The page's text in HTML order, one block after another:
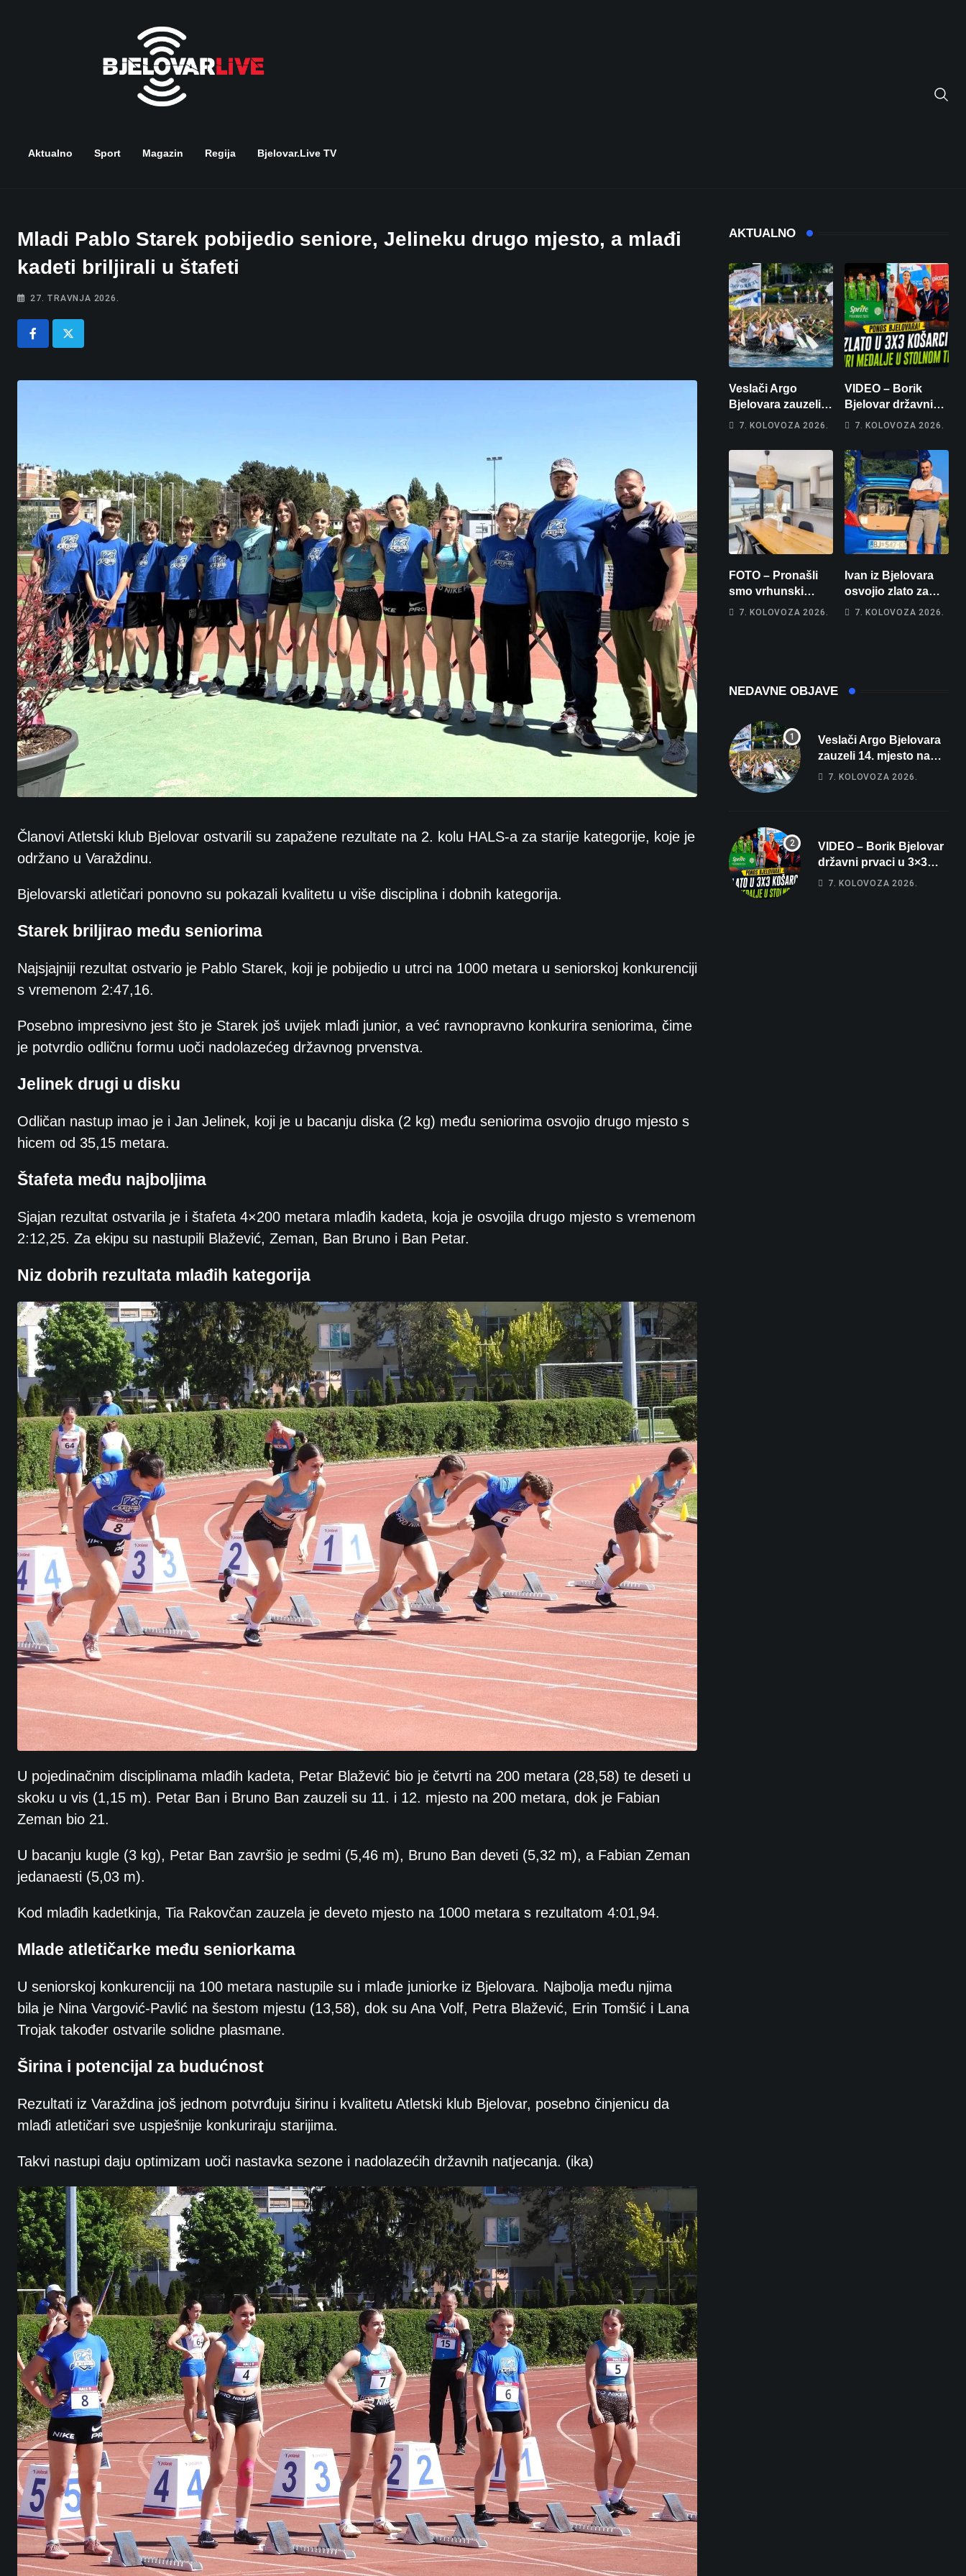
Aktualno Sport Magazin Regija Bjelovar.live TV
Mladi Pablo Starek pobijedio seniore, Jelineku drugo mjesto, a mlađi
kadeti briljirali u štafeti
27. TRAVNJA 2026.
Članovi Atletski klub Bjelovar ostvarili su zapažene rezultate na 2. kolu HALS-a za starije kategorije, koje je
održano u Varaždinu.
Bjelovarski atletičari ponovno su pokazali kvalitetu u više disciplina i dobnih kategorija.
Starek briljirao među seniorima
Najsjajniji rezultat ostvario je Pablo Starek, koji je pobijedio u utrci na 1000 metara u seniorskoj konkurenciji
s vremenom 2:47,16.
Posebno impresivno jest što je Starek još uvijek mlađi junior, a već ravnopravno konkurira seniorima, čime
je potvrdio odličnu formu uoči nadolazećeg državnog prvenstva.
Jelinek drugi u disku
Odličan nastup imao je i Jan Jelinek, koji je u bacanju diska (2 kg) među seniorima osvojio drugo mjesto s
hicem od 35,15 metara.
Štafeta među najboljima
Sjajan rezultat ostvarila je i štafeta 4×200 metara mlađih kadeta, koja je osvojila drugo mjesto s vremenom
2:12,25. Za ekipu su nastupili Blažević, Zeman, Ban Bruno i Ban Petar.
Niz dobrih rezultata mlađih kategorija
U pojedinačnim disciplinama mlađih kadeta, Petar Blažević bio je četvrti na 200 metara (28,58) te deseti u
skoku u vis (1,15 m). Petar Ban i Bruno Ban zauzeli su 11. i 12. mjesto na 200 metara, dok je Fabian
Zeman bio 21.
U bacanju kugle (3 kg), Petar Ban završio je sedmi (5,46 m), Bruno Ban deveti (5,32 m), a Fabian Zeman
jedanaesti (5,03 m).
Kod mlađih kadetkinja, Tia Rakovčan zauzela je deveto mjesto na 1000 metara s rezultatom 4:01,94.
Mlade atletičarke među seniorkama
U seniorskoj konkurenciji na 100 metara nastupile su i mlađe juniorke iz Bjelovara. Najbolja među njima
bila je Nina Vargović-Pavlić na šestom mjestu (13,58), dok su Ana Volf, Petra Blažević, Erin Tomšić i Lana
Trojak također ostvarile solidne plasmane.
Širina i potencijal za budućnost
Rezultati iz Varaždina još jednom potvrđuju širinu i kvalitetu Atletski klub Bjelovar, posebno činjenicu da
mlađi atletičari sve uspješnije konkuriraju starijima.
Takvi nastupi daju optimizam uoči nastavka sezone i nadolazećih državnih natjecanja. (ika)
AKTUALNO
Veslači Argo
Bjelovara zauzeli
14. mjesto na
7. KOLOVOZA 2026.
VIDEO – Borik
Bjelovar državni
prvaci u 3×3
Končar je
prvakinja Hrvatske
u stolnom tenisu!
7. KOLOVOZA 2026.
FOTO – Pronašli
smo vrhunski
apartman za
7. KOLOVOZA 2026.
Ivan iz Bjelovara
osvojio zlato za
najglasniji audio
7. KOLOVOZA 2026.
NEDAVNE OBJAVE
Veslači Argo Bjelovara
zauzeli 14. mjesto na
brzincu
7. KOLOVOZA 2026.
VIDEO – Borik Bjelovar
državni prvaci u 3×3
košarci, Klara Končar je
7. KOLOVOZA 2026.